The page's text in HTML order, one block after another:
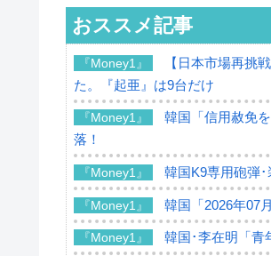
おススメ記事
『Money1』
【日本市場再挑
た。『起亜』は9台だけ
『Money1』
韓国「信用赦免
落！
『Money1』 韓国K9専用砲弾･
『Money1』 韓国「2026年07
『Money1』 韓国･李在明「青